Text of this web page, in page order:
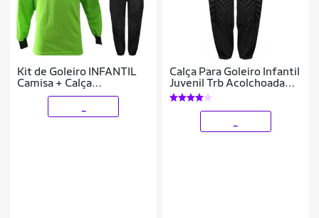
Kit de Goleiro INFANTIL
Camisa + Calça
Acolchoada + Luva
Calça Para Goleiro Infantil
Juvenil Trb Acolchoada
Reforçada